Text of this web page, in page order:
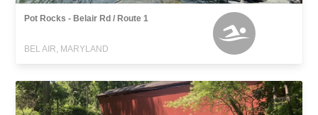
Pot Rocks - Belair Rd / Route 1
BEL AIR, MARYLAND